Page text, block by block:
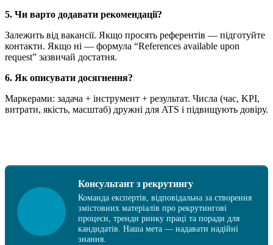
5. Чи варто додавати рекомендації?
Залежить від вакансії. Якщо просять референтів — підготуйте
контакти. Якщо ні — формула “References available upon
request” зазвичай достатня.
6. Як описувати досягнення?
Маркерами: задача + інструмент + результат. Числа (час, KPI,
витрати, якість, масштаб) дружні для ATS і підвищують довіру.
Консультант з рекрутингу
Команда експертів, відповідальна за створення
змістовних матеріалів про рекрутингові
процеси, тренди ринку праці та поради для
кандидатів. Наша мета — надавати надійні
знання.